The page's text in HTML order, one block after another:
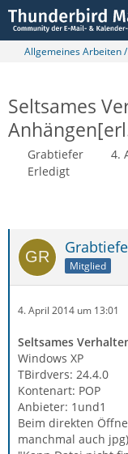
Allgemeines Arbeiten
Seltsames
Grabtiefer 4.
Erledigt
Mitglied
4. April 2014 um 13:01
Seltsames
Windows XP
TBirdvers: 24.4.0
Kontenart: POP
Anbieter: 1und1
Beim direkten
manchmal auch